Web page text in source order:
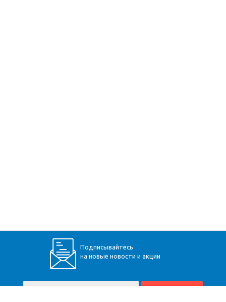
Подписывайтесь
на новые новости и акции